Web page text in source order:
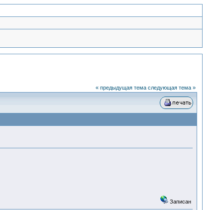
« предыдущая тема следующая тема »
Записан